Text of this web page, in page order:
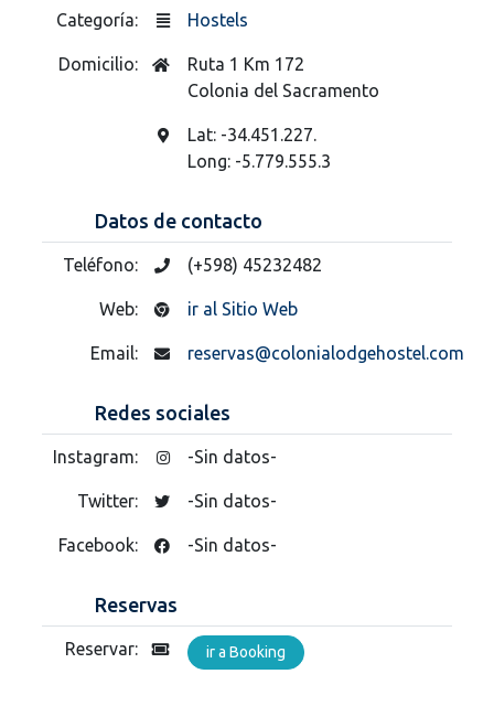
Categoría: Hostels
Domicilio:
Ruta 1 Km 172
Colonia del Sacramento
Lat: -34.451.227.
Long: -5.779.555.3
Datos de contacto
Teléfono: (+598) 45232482
Web: ir al Sitio Web
Email: reservas@colonialodgehostel.com
Redes sociales
Instagram: -Sin datos-
Twitter: -Sin datos-
Facebook: -Sin datos-
Reservas
Reservar: ir a Booking